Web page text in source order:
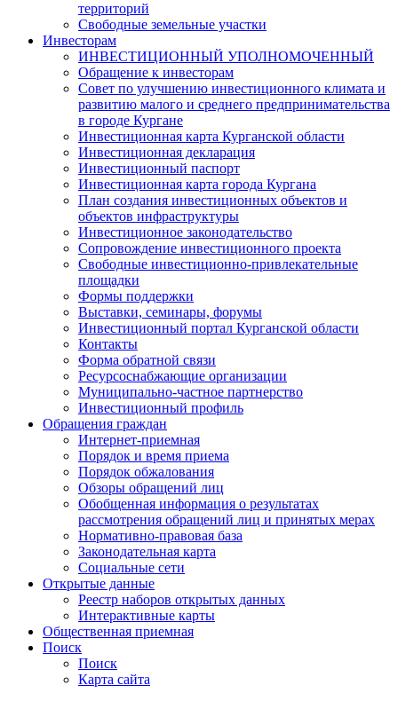
территорий
Свободные земельные участки
Инвесторам
ИНВЕСТИЦИОННЫЙ УПОЛНОМОЧЕННЫЙ
Обращение к инвесторам
Совет по улучшению инвестиционного климата и
развитию малого и среднего предпринимательства
в городе Кургане
Инвестиционная карта Курганской области
Инвестиционная декларация
Инвестиционный паспорт
Инвестиционная карта города Кургана
План создания инвестиционных объектов и
объектов инфраструктуры
Инвестиционное законодательство
Сопровождение инвестиционного проекта
Свободные инвестиционно-привлекательные
площадки
Формы поддержки
Выставки, семинары, форумы
Инвестиционный портал Курганской области
Контакты
Форма обратной связи
Ресурсоснабжающие организации
Муниципально-частное партнерство
Инвестиционный профиль
Обращения граждан
Интернет-приемная
Порядок и время приема
Порядок обжалования
Обзоры обращений лиц
Обобщенная информация о результатах
рассмотрения обращений лиц и принятых мерах
Нормативно-правовая база
Законодательная карта
Социальные сети
Открытые данные
Реестр наборов открытых данных
Интерактивные карты
Общественная приемная
Поиск
Поиск
Карта сайта